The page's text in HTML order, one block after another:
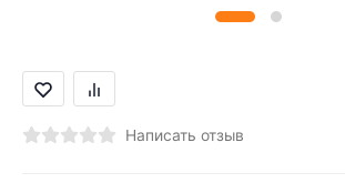
Написать отзыв